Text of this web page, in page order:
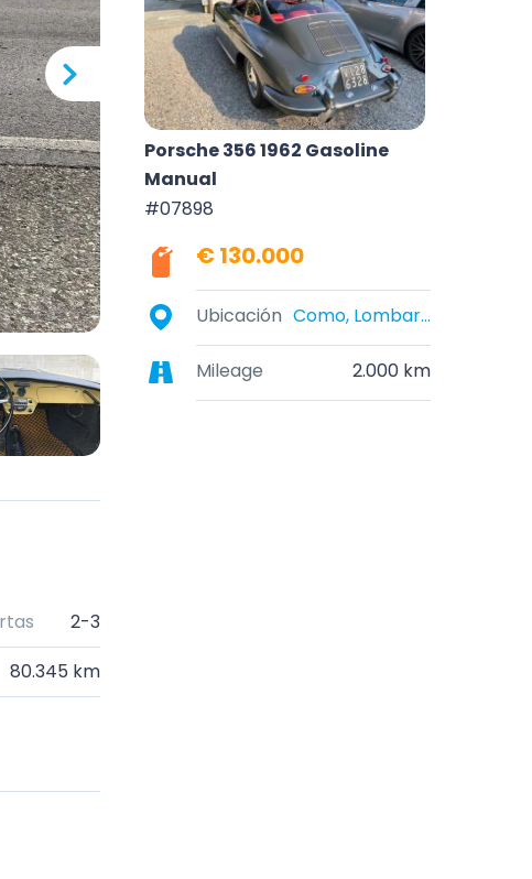
2-3
80.345 km
Porsche 356 1962 Gasoline
Manual
#07898
€ 130.000
Ubicación Como, Lombardy, Italy
Mileage 2.000 km